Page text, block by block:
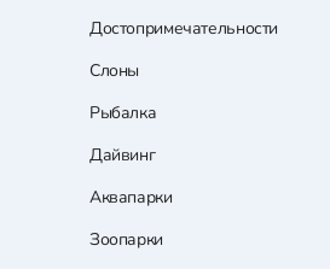
Достопримечательности
Слоны
Рыбалка
Дайвинг
Аквапарки
Зоопарки